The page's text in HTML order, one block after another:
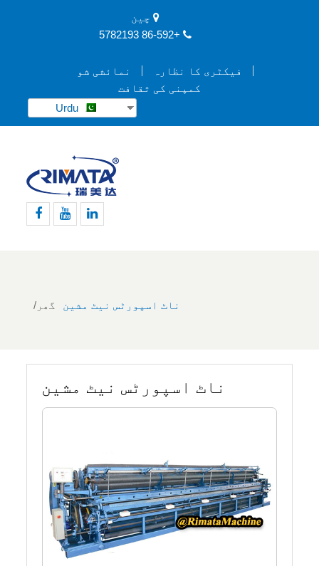
چین
+86-592 5782193
فیکٹری کا نظارہ
نمائشی شو
کمپنی کی ثقافت
گھر ناٹ اسپورٹس نیٹ مشین
ناٹ اسپورٹس نیٹ مشین